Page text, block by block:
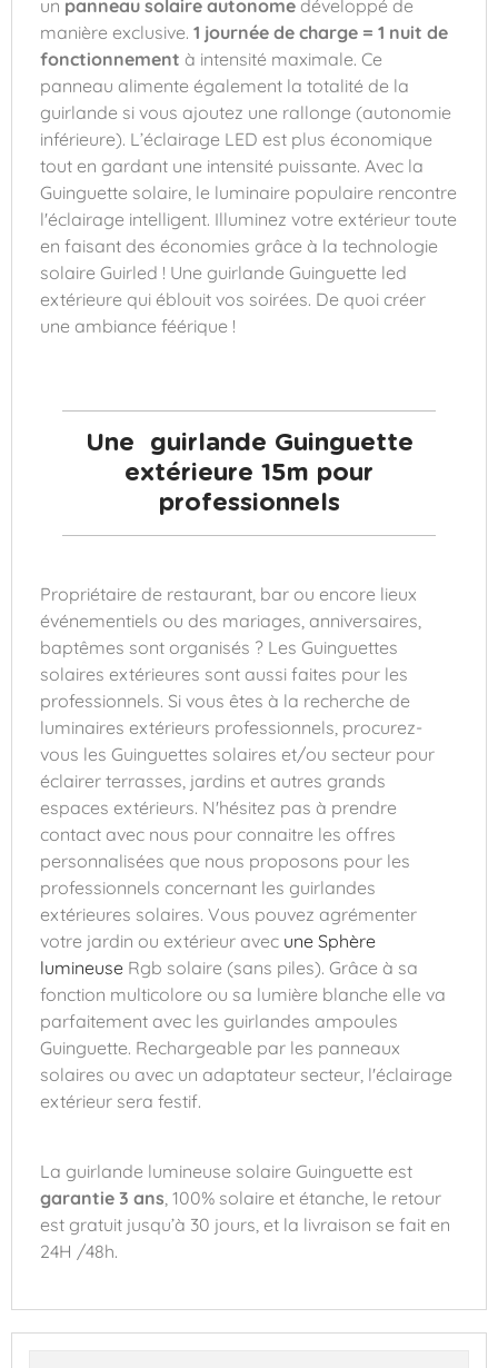
un panneau solaire autonome développé de
manière exclusive. 1 journée de charge = 1 nuit de
fonctionnement à intensité maximale. Ce
panneau alimente également la totalité de la
guirlande si vous ajoutez une rallonge (autonomie
inférieure). L’éclairage LED est plus économique
tout en gardant une intensité puissante. Avec la
Guinguette solaire, le luminaire populaire rencontre
l'éclairage intelligent. Illuminez votre extérieur toute
en faisant des économies grâce à la technologie
solaire Guirled ! Une guirlande Guinguette led
extérieure qui éblouit vos soirées. De quoi créer
une ambiance féérique !
Une guirlande Guinguette
extérieure 15m pour
professionnels
Propriétaire de restaurant, bar ou encore lieux
événementiels ou des mariages, anniversaires,
baptêmes sont organisés ? Les Guinguettes
solaires extérieures sont aussi faites pour les
professionnels. Si vous êtes à la recherche de
luminaires extérieurs professionnels, procurez-
vous les Guinguettes solaires et/ou secteur pour
éclairer terrasses, jardins et autres grands
espaces extérieurs. N'hésitez pas à prendre
contact avec nous pour connaitre les offres
personnalisées que nous proposons pour les
professionnels concernant les guirlandes
extérieures solaires. Vous pouvez agrémenter
votre jardin ou extérieur avec une Sphère
lumineuse Rgb solaire (sans piles). Grâce à sa
fonction multicolore ou sa lumière blanche elle va
parfaitement avec les guirlandes ampoules
Guinguette. Rechargeable par les panneaux
solaires ou avec un adaptateur secteur, l'éclairage
extérieur sera festif.
La guirlande lumineuse solaire Guinguette est
garantie 3 ans , 100% solaire et étanche, le retour
est gratuit jusqu’à 30 jours, et la livraison se fait en
24H /48h.